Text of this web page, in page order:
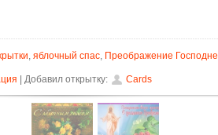
,яблочный спас, Преображение Господне
| Добавил открытку: Cards